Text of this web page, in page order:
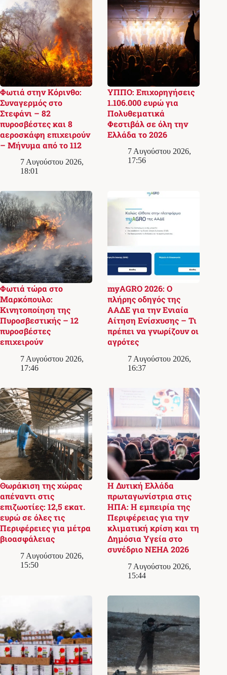
Φωτιά στην Κόρινθο:
Συναγερμός στο
Στεφάνι – 82
πυροσβέστες και 8
αεροσκάφη επιχειρούν
– Μήνυμα από το 112
7 Αυγούστου 2026,
18:01
ΥΠΠΟ: Επιχορηγήσεις
1.106.000 ευρώ για
Πολυθεματικά
Φεστιβάλ σε όλη την
Ελλάδα το 2026
7 Αυγούστου 2026,
17:56
Φωτιά τώρα στο
Μαρκόπουλο:
Κινητοποίηση της
Πυροσβεστικής – 12
πυροσβέστες
επιχειρούν
7 Αυγούστου 2026,
17:46
myAGRO 2026: Ο
πλήρης οδηγός της
ΑΑΔΕ για την Ενιαία
Αίτηση Ενίσχυσης – Τι
πρέπει να γνωρίζουν οι
αγρότες
7 Αυγούστου 2026,
16:37
Θωράκιση της χώρας
απέναντι στις
επιζωοτίες: 12,5 εκατ.
ευρώ σε όλες τις
Περιφέρειες για μέτρα
βιοασφάλειας
7 Αυγούστου 2026,
15:50
Η Δυτική Ελλάδα
πρωταγωνίστρια στις
ΗΠΑ: Η εμπειρία της
Περιφέρειας για την
κλιματική κρίση και τη
Δημόσια Υγεία στο
συνέδριο NEHA 2026
7 Αυγούστου 2026,
15:44